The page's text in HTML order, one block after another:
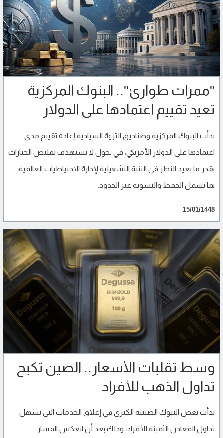
"ممرات طوارئ".. البنوك المركزية
تعيد تقييم اعتمادها على الدولار
بدأت البنوك المركزية وصناديق الثروة السيادية إعادة تقييم مدى
اعتمادها على الدولار الأمريكي، في تحول لا يستهدف تقليص الحيازات
بقدر ما يعيد النظر في البنية التشغيلية لإدارة الاحتياطيات العالمية،
بما يشمل الحفظ والتسوية عبر الحدود.
15/01/1448
وسط تقلبات الأسعار.. الصين تكبح
تداول الذهب للأفراد
بدأت بعض البنوك الصينية الكبرى في إغلاق الخدمات التي تسهل
تداول المعادن الثمينة للأفراد، وذلك بعد أن انعكس المسار